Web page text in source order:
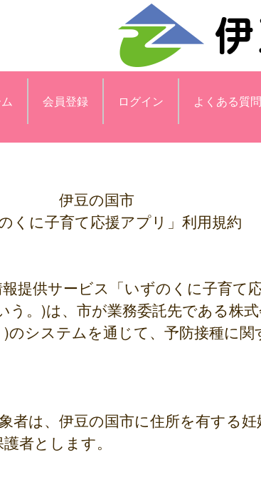
会員登録 ログイン よくある質問
伊豆の国市
くに子育て応援アプリ」利用規約
提供サービス「いずのくに子育て
う。)は、市が業務委託先である株
のシステムを通じて、予防接種に関
は、伊豆の国市に住所を有する妊
者とします。